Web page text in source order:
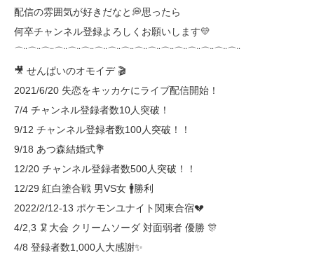
配信の雰囲気が好きだなと💭思ったら
何卒チャンネル登録よろしくお願いします💛
⌒¨⌒¨⌒¨⌒¨⌒¨⌒¨⌒¨⌒¨⌒¨⌒¨⌒¨⌒¨⌒¨⌒¨⌒¨⌒¨⌒¨
🎥 せんぱいのオモイデ 🎬
2021/6/20 失恋をキッカケにライブ配信開始！
7/4 チャンネル登録者数10人突破！
9/12 チャンネル登録者数100人突破！！
9/18 あつ森結婚式💐
12/20 チャンネル登録者数500人突破！！
12/29 紅白塗合戦 男VS女 🚹勝利
2022/2/12-13 ポケモンユナイト関東合宿💔
4/2,3 🦑大会 クリームソーダ 対面弱者 優勝 🎊
4/8 登録者数1,000人大感謝✨